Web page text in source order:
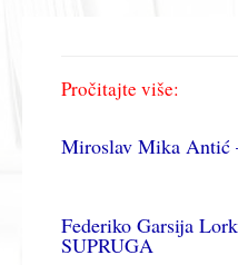
Pročitajte više:
Miroslav Mika Antić
Federiko Garsija
SUPRUGA